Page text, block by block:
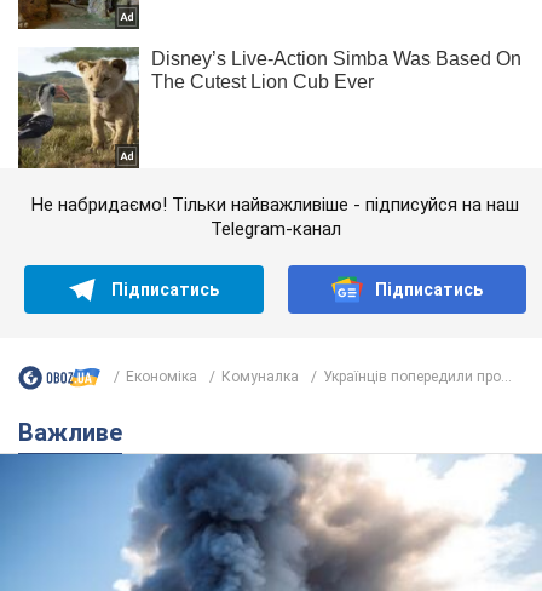
Не набридаємо! Тільки найважливіше - підписуйся на наш
Telegram-канал
Підписатись Підписатись
Економіка Комуналка Українців попередили про...
Важливе